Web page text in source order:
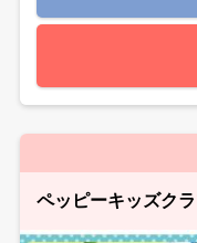
ペッピーキッズク